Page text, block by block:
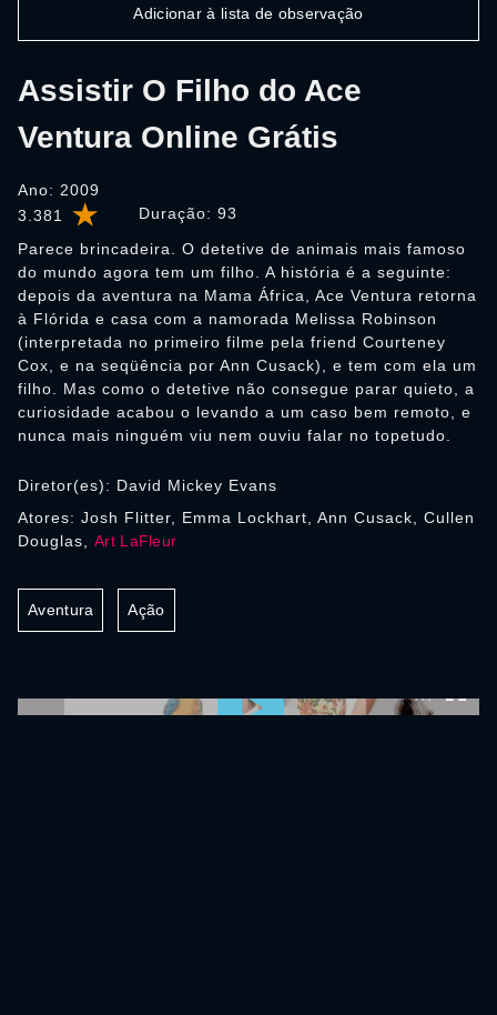
3.381 Duração: 93
Assistir O Filho do Ace
Ventura Online Grátis
Ano: 2009
Parece brincadeira. O detetive de animais mais famoso
do mundo agora tem um filho. A história é a seguinte:
depois da aventura na Mama África, Ace Ventura retorna
à Flórida e casa com a namorada Melissa Robinson
(interpretada no primeiro filme pela friend Courteney
Cox, e na seqüência por Ann Cusack), e tem com ela um
filho. Mas como o detetive não consegue parar quieto, a
curiosidade acabou o levando a um caso bem remoto, e
nunca mais ninguém viu nem ouviu falar no topetudo.
Adicionar à lista de observação
Diretor(es): David Mickey Evans
Atores: Josh Flitter, Emma Lockhart, Ann Cusack, Cullen
Douglas, Art LaFleur
Aventura Ação